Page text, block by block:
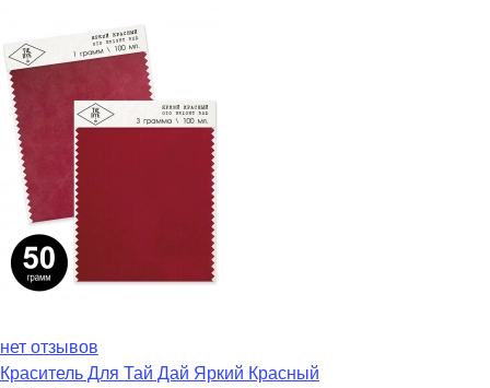
нет отзывов
Краситель Для Тай Дай Яркий Красный